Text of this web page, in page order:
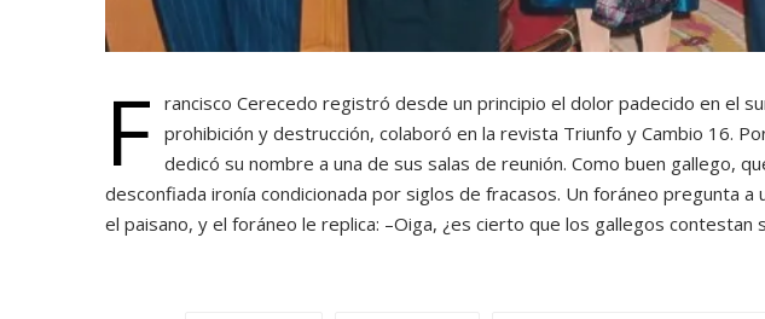
F rancisco Cerecedo registró desde un principio el dolor padecido en el
prohibición y destrucción, colaboró en la revista Triunfo y Cambio 16.
dedicó su nombre a una de sus salas de reunión. Como buen gallego,
desconfiada ironía condicionada por siglos de fracasos. Un foráneo pregunta
el paisano, y el foráneo le replica: –Oiga, ¿es cierto que los gallegos